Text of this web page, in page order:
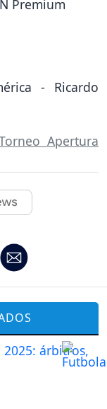
Premium
- Ricardo
Apertura